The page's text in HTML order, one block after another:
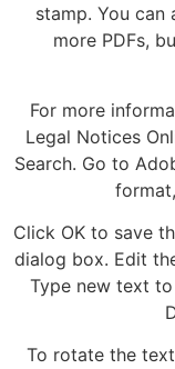
stamp. You
more PDFs,
For more
Legal Notices
Search. Go to
Click OK to save
dialog box. Edit
Type new text
To rotate the